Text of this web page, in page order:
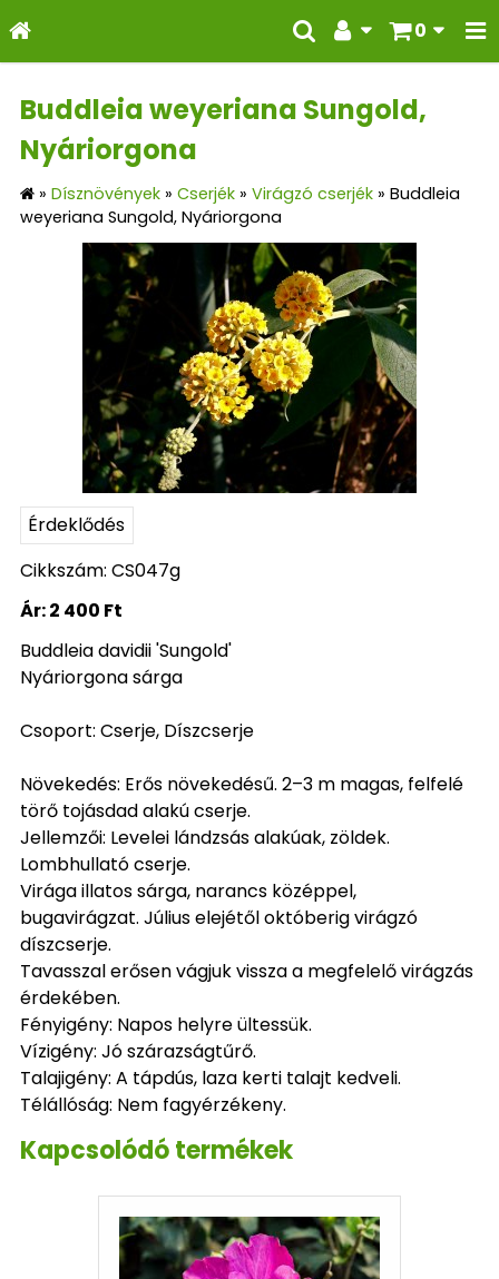
0
Buddleia weyeriana Sungold,
Nyáriorgona
» Dísznövények » Cserjék » Virágzó cserjék » Buddleia
weyeriana Sungold, Nyáriorgona
Érdeklődés
Cikkszám: CS047g
Ár:2 400 Ft
Buddleia davidii 'Sungold'
Nyáriorgona sárga
Csoport: Cserje, Díszcserje
Növekedés: Erős növekedésű. 2–3 m magas, felfelé
törő tojásdad alakú cserje.
Jellemzői: Levelei lándzsás alakúak, zöldek.
Lombhullató cserje.
Virága illatos sárga, narancs középpel,
bugavirágzat. Július elejétől októberig virágzó
díszcserje.
Tavasszal erősen vágjuk vissza a megfelelő virágzás
érdekében.
Fényigény: Napos helyre ültessük.
Vízigény: Jó szárazságtűrő.
Talajigény: A tápdús, laza kerti talajt kedveli.
Télállóság: Nem fagyérzékeny.
Kapcsolódó termékek